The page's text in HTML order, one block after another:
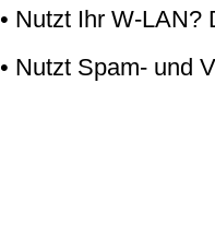
• Nutzt Ihr W-LAN?
• Nutzt Spam- und